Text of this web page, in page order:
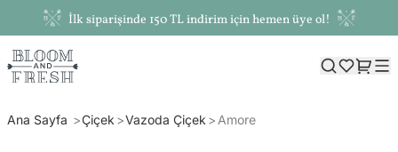
İlk siparişinde 150 TL indirim için hemen üye ol!
Ana Sayfa Çiçek Vazoda Çiçek Amore